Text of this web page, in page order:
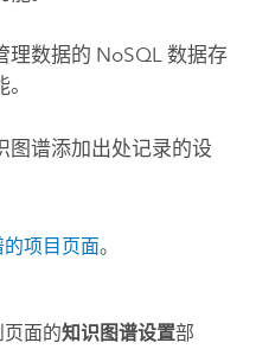
理数据的 NoSQL 数据存
图谱添加出处记录的设
项目页面。
面的知识图谱设置部